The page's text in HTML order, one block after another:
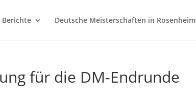
Berichte Deutsche Meisterschaften in Rosenheim
für die DM-Endrunde